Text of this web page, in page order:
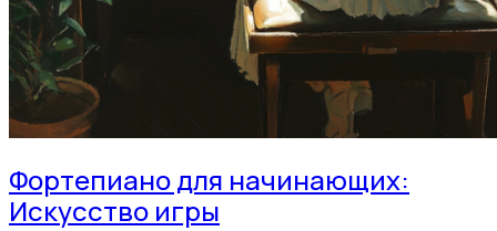
Фортепиано для начинающих:
Искусство игры